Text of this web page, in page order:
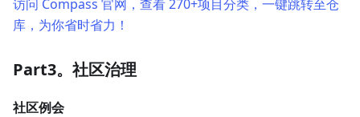
访问 Compass 官网，查看 270+项目分类，一键跳转至仓
库，为你省时省力！
Part3。社区治理
社区例会